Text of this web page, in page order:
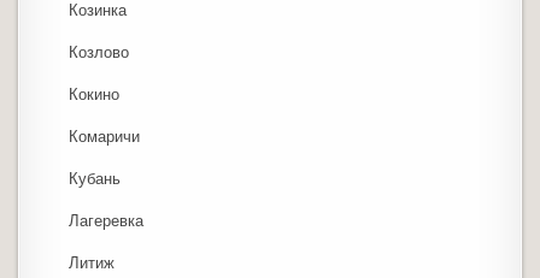
Козинка
Козлово
Кокино
Комаричи
Кубань
Лагеревка
Литиж